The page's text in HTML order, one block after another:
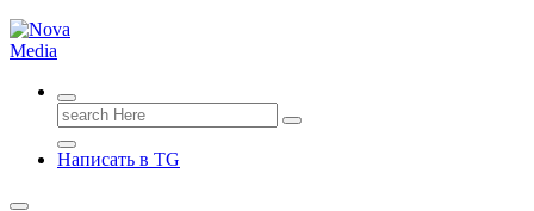
Search
for:
Написать в TG